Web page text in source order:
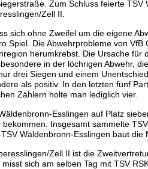
Zum Schluss feierte
Zell II.
sich ohne Zweifel um die eigene
Spiel. Die Abwehrprobleme von
herumkrebst. Die Ursache für
in der löchrigen Abwehr,
drei Siegen und einem
als positiv. In den letzten fünf
Zählern holte man lediglich vier.
Esslingen auf Platz
Insgesamt sammelte
Wäldenbronn-Esslingen baut die
Zell II ist die
sich am selben Tag mit TSV